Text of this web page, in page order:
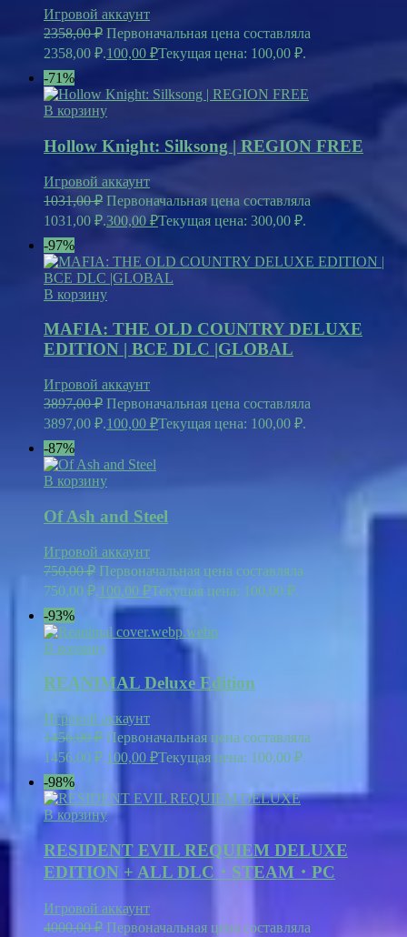
Игровой аккаунт
2358,00₽ Первоначальная цена составляла
2358,00 ₽.100,00 ₽Текущая цена: 100,00 ₽.
-71%
В корзину
Hollow Knight: Silksong | REGION FREE
Игровой аккаунт
1031,00₽ Первоначальная цена составляла
1031,00 ₽.300,00 ₽Текущая цена: 300,00 ₽.
-97%
В корзину
MAFIA: THE OLD COUNTRY DELUXE
EDITION | ВСЕ DLC |GLOBAL
Игровой аккаунт
3897,00₽ Первоначальная цена составляла
3897,00 ₽.100,00 ₽Текущая цена: 100,00 ₽.
-87%
В корзину
Of Ash and Steel
Игровой аккаунт
750,00₽ Первоначальная цена составляла
750,00 ₽.100,00 ₽Текущая цена: 100,00 ₽.
-93%
В корзину
REANIMAL Deluxe Edition
Игровой аккаунт
1456,00₽ Первоначальная цена составляла
1456,00 ₽.100,00 ₽Текущая цена: 100,00 ₽.
-98%
В корзину
RESIDENT EVIL REQUIEM DELUXE
EDITION + ALL DLC・STEAM・PC
Игровой аккаунт
4000,00₽ Первоначальная цена составляла